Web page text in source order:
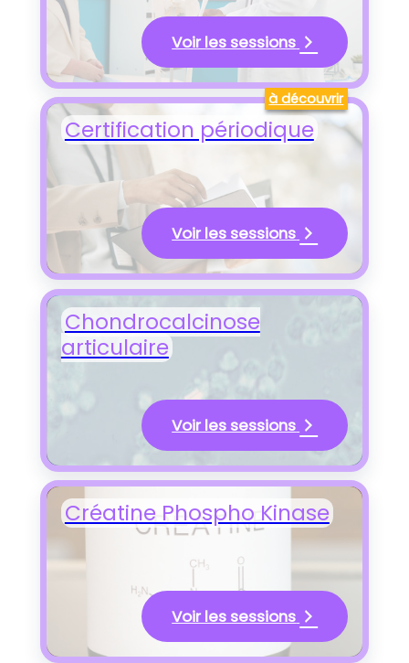
Voir les sessions
Certification périodique
à découvrir
Voir les sessions
Chondrocalcinose
articulaire
Voir les sessions
Créatine Phospho Kinase
Voir les sessions